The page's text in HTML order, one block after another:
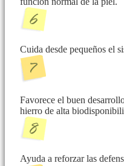
Cuida desde pequeños el
Favorece el buen
hierro de alta
Ayuda a reforzar las